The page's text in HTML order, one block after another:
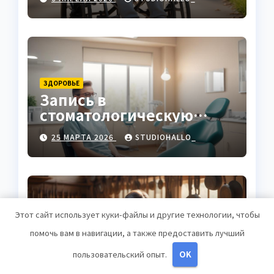
ЗДОРОВЬЕ
Запись в
стоматологическую
клинику
25 МАРТА 2026 STUDIOHALLO_
Выбор гонгов:
ассортимент и
Этот сайт использует куки-файлы и другие технологии, чтобы
помочь вам в навигации, а также предоставить лучший
пользовательский опыт.
OK